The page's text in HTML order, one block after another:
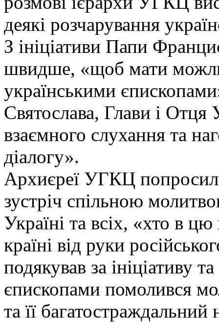
деякі розчарування
З ініціативи Папи
швидше, «щоб мати
українськими
Святослава, Глави і
взаємного слухання та
діалогу».
Архиєреї УГКЦ
зустріч спільною
Україні та всіх, «хто в
країні від руки
подякував за ініціативу
єпископами помолився
та її багатостраждальний